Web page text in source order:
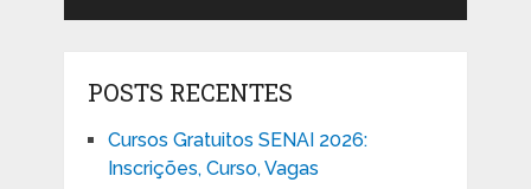
POSTS RECENTES
Cursos Gratuitos SENAI 2026:
Inscrições, Curso, Vagas